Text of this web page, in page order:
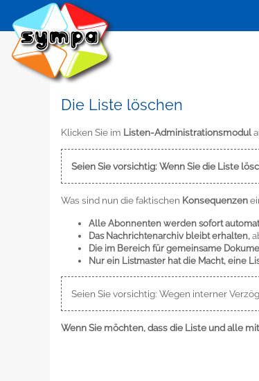
Die Liste löschen
Klicken Sie im Listen-Administrationsmodul
Seien Sie vorsichtig: Wenn Sie die Liste
Was sind nun die faktischen Konsequenzen
Alle Abonnenten werden sofort
Das Nachrichtenarchiv bleibt erhalten,
Die im Bereich für gemeinsame
Nur ein Listmaster hat die Macht, eine
Seien Sie vorsichtig: Wegen interner
Wenn Sie möchten, dass die Liste und alle